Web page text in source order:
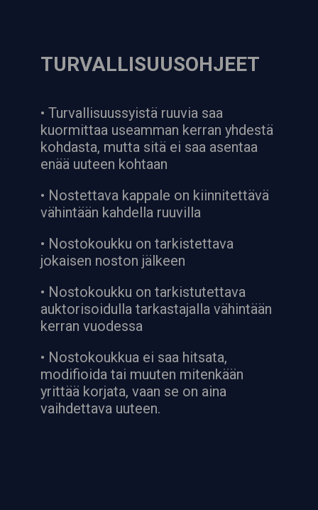
TURVALLISUUSOHJEET
• Turvallisuussyistä ruuvia saa
kuormittaa useamman kerran yhdestä
kohdasta, mutta sitä ei saa asentaa
enää uuteen kohtaan
• Nostettava kappale on kiinnitettävä
vähintään kahdella ruuvilla
• Nostokoukku on tarkistettava
jokaisen noston jälkeen
• Nostokoukku on tarkistutettava
auktorisoidulla tarkastajalla vähintään
kerran vuodessa
• Nostokoukkua ei saa hitsata,
modifioida tai muuten mitenkään
yrittää korjata, vaan se on aina
vaihdettava uuteen.